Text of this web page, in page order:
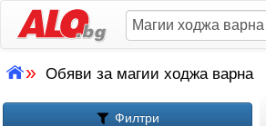
» Обяви за магии ходжа варна
Филтри